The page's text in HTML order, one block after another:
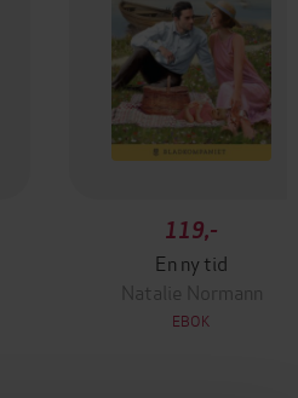
119,-
En ny tid
Natalie Normann
EBOK